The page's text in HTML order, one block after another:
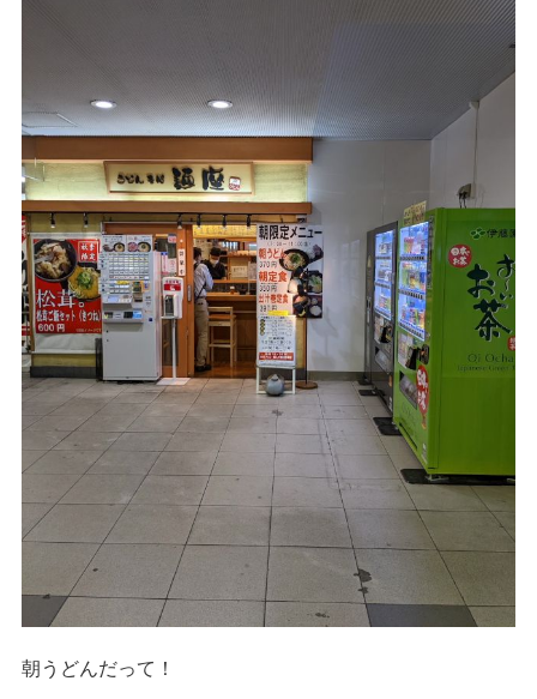
朝うどんだって！